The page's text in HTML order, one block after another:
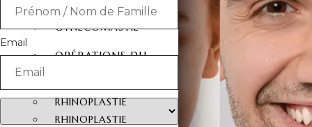
RÉDUCTION MAMELON
GYNECOMASTIE
OPÉRATIONS DU
RHINOPLASTIE
RHINOPLASTIE
Email